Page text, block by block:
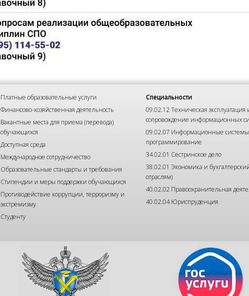
Платные образовательные услуги
Финансово-хозяйственная деятельность
Вакантные места для приема (перевода)
обучающихся
Доступная среда
Международное сотрудничество
Образовательные стандарты и требования
Стипендии и меры поддержки обучающихся
Противодействие коррупции, терроризму и
экстремизму
Студенту
Специальности
09.02.12 Техническая эксплуатация
сопровождение информационных
09.02.07 Информационные
программирование
34.02.01 Сестринское дело
38.02.01 Экономика и
отраслям)
40.02.02 Правоохранительная
40.02.04 Юриспруденция